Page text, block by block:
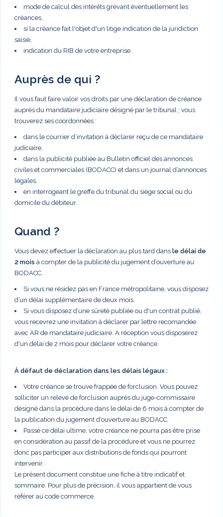
mode de calcul des intérêts grevant éventuellement les
créances,
si la créance fait l'objet d'un litige indication de la juridiction
saisie,
indication du RIB de votre entreprise.
Auprès de qui ?
Il vous faut faire valoir vos droits par une déclaration de créance
auprès du mandataire judiciaire désigné par le tribunal ; vous
trouverez ses coordonnées :
dans le courrier d’invitation à déclarer reçu de ce mandataire
judiciaire,
dans la publicité publiée au Bulletin officiel des annonces
civiles et commerciales (BODACC) et dans un journal d’annonces
légales,
en interrogeant le greffe du tribunal du siège social ou du
domicile du débiteur.
Quand ?
Vous devez effectuer la déclaration au plus tard dans le délai de
2 mois à compter de la publicité du jugement d’ouverture au
BODACC.
Si vous ne résidez pas en France métropolitaine, vous disposez
d’un délai supplémentaire de deux mois.
Si vous disposez d’une sûreté publiée ou d'un contrat publié,
vous recevrez une invitation à déclarer par lettre recomandée
avec AR de mandataire judiciaire. A réception vous disposerez
d'un délai de 2 mois pour déclarer votre créance.
À défaut de déclaration dans les délais légaux :
Votre créance se trouve frappée de forclusion. Vous pouvez
solliciter un relevé de forclusion auprès du juge-commissaire
désigné dans la procédure dans le délai de 6 mois à compter de
la publication du jugement d’ouverture au BODACC.
Passé ce délai ultime, votre créance ne pourra pas être prise
en considération au passif de la procédure et vous ne pourrez
donc pas participer aux distributions de fonds qui pourront
intervenir.
Le présent document constitue une fiche à titre indicatif et
sommaire. Pour plus de précision, il vous appartient de vous
référer au code commerce.